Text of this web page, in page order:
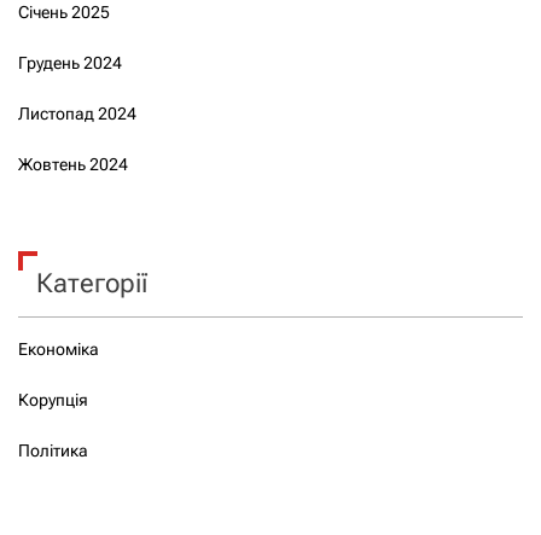
Січень 2025
Грудень 2024
Листопад 2024
Жовтень 2024
Категорії
Економіка
Корупція
Політика